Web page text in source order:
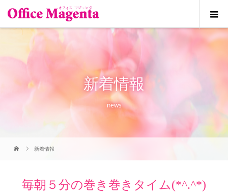
新着情報
news
新着情報
毎朝５分の巻き巻きタイム(*^.^*)